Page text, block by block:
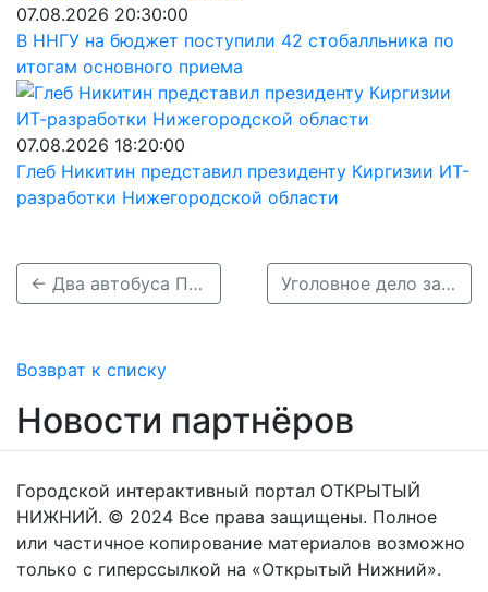
07.08.2026 20:30:00
В ННГУ на бюджет поступили 42 стобалльника по
итогам основного приема
07.08.2026 18:20:00
Глеб Никитин представил президенту Киргизии ИТ-
разработки Нижегородской области
← Два автобуса ПАЗ столкнулись на Коминтерна в Нижнем Новгороде Уголовное дело завели на водителя «Лады» за сбитого насмерть мужчину в Балахне →
Возврат к списку
Новости партнёров
Городской интерактивный портал ОТКРЫТЫЙ
НИЖНИЙ. © 2024 Все права защищены. Полное
или частичное копирование материалов возможно
только с гиперссылкой на «Открытый Нижний».